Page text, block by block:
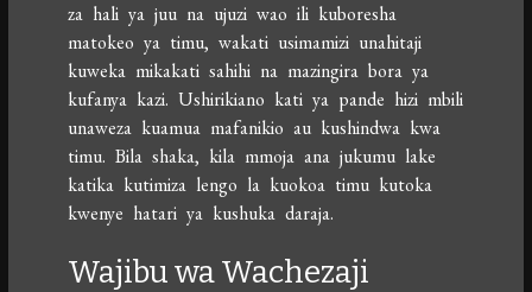
za hali ya juu na ujuzi wao ili kuboresha
matokeo ya timu, wakati usimamizi unahitaji
kuweka mikakati sahihi na mazingira bora ya
kufanya kazi. Ushirikiano kati ya pande hizi mbili
unaweza kuamua mafanikio au kushindwa kwa
timu. Bila shaka, kila mmoja ana jukumu lake
katika kutimiza lengo la kuokoa timu kutoka
kwenye hatari ya kushuka daraja.
Wajibu wa Wachezaji